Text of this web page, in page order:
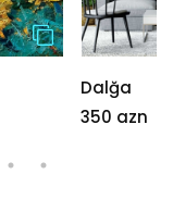
Dalğa
350 azn